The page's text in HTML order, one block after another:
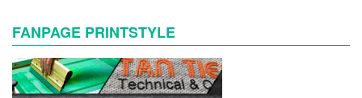
FANPAGE PRINTSTYLE